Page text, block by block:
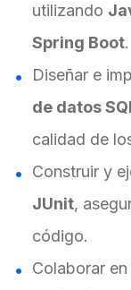
utilizando
Spring Boot.
Diseñar e
de datos
calidad de
Construir y
JUnit,
código.
Colaborar en